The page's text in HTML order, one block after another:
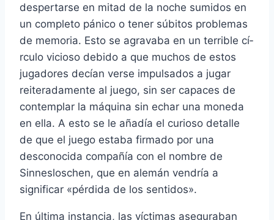
despertarse en mitad de la noche sumidos en
un completo pánico o tener súbitos problemas
de memoria. Esto se agravaba en un terrible cí­
rculo vicioso debido a que muchos de estos
jugadores decí­an verse impulsados a jugar
reiteradamente al juego, sin ser capaces de
contemplar la máquina sin echar una moneda
en ella. A esto se le añadí­a el curioso detalle
de que el juego estaba firmado por una
desconocida compañí­a con el nombre de
Sinnesloschen, que en alemán vendrí­a a
significar «pérdida de los sentidos».
En última instancia, las ví­ctimas aseguraban